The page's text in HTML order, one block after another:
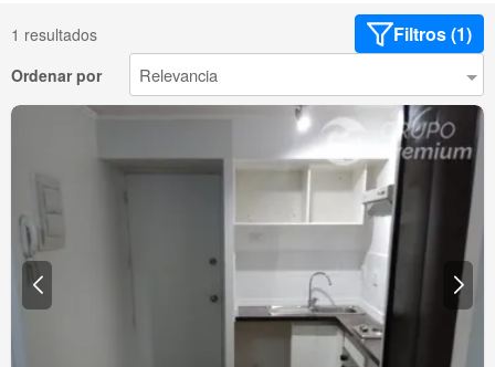
1 resultados Filtros (1)
Ordenar por